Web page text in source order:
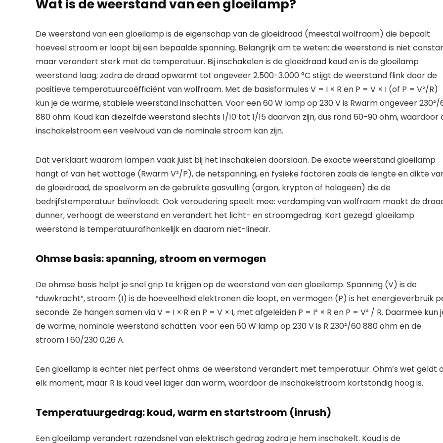
Wat is de weerstand van een gloeilamp?
De weerstand van een gloeilamp is de eigenschap van de gloeidraad (meestal wolfraam) die bepaalt
hoeveel stroom er loopt bij een bepaalde spanning. Belangrijk om te weten: die weerstand is niet
maar verandert sterk met de temperatuur. Bij inschakelen is de gloeidraad koud en is de gloeilamp
weerstand laag; zodra de draad opwarmt tot ongeveer 2.500-3.000 °C stijgt de weerstand flink door de
positieve temperatuurcoëfficiënt van wolfraam. Met de basisformules V = I × R en P = V × I (of P = V²/R)
kun je de warme, stabiele weerstand inschatten. Voor een 60 W lamp op 230 V is Rwarm ongeveer 230²/
880 ohm. Koud kan diezelfde weerstand slechts 1/10 tot 1/15 daarvan zijn, dus rond 60-90 ohm, waardoor
inschakelstroom een veelvoud van de nominale stroom kan zijn.
Dat verklaart waarom lampen vaak juist bij het inschakelen doorslaan. De exacte weerstand gloeilamp
hangt af van het wattage (Rwarm V²/P), de netspanning, en fysieke factoren zoals de lengte en dikte
de gloeidraad, de spoelvorm en de gebruikte gasvulling (argon, krypton of halogeen) die de
bedrijfstemperatuur beïnvloedt. Ook veroudering speelt mee: verdamping van wolfraam maakt de
dunner, verhoogt de weerstand en verandert het licht- en stroomgedrag. Kort gezegd: gloeilamp
weerstand is temperatuurafhankelijk en daarom niet-lineair.
Ohmse basis: spanning, stroom en vermogen
De ohmse basis helpt je snel grip te krijgen op de weerstand van een gloeilamp. Spanning (V) is de
“duwkracht”, stroom (I) is de hoeveelheid elektronen die loopt, en vermogen (P) is het energieverbruik
seconde. Ze hangen samen via V = I × R en P = V × I, met afgeleiden P = I² × R en P = V² / R. Daarmee kun
de warme, nominale weerstand schatten: voor een 60 W lamp op 230 V is R 230²/60 880 ohm en de
stroom I 60/230 0,26 A.
Een gloeilamp is echter niet perfect ohms: de weerstand verandert met temperatuur. Ohm’s wet geldt
elk moment, maar R is koud veel lager dan warm, waardoor de inschakelstroom kortstondig hoog is.
Temperatuurgedrag: koud, warm en startstroom (inrush)
Een gloeilamp verandert razendsnel van elektrisch gedrag zodra je hem inschakelt. Koud is de